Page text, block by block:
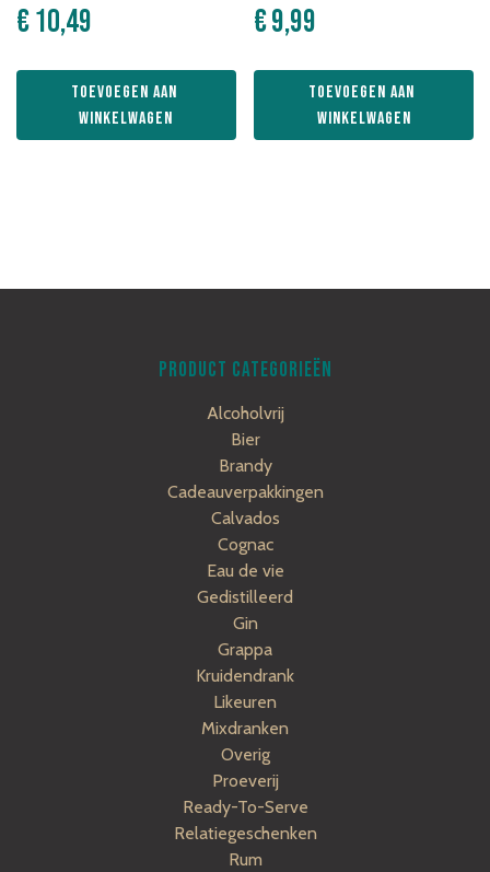
€10,49
Toevoegen aan
winkelwagen
€9,99
Toevoegen aan
winkelwagen
PRODUCT CATEGORIEËN
Alcoholvrij
Bier
Brandy
Cadeauverpakkingen
Calvados
Cognac
Eau de vie
Gedistilleerd
Gin
Grappa
Kruidendrank
Likeuren
Mixdranken
Overig
Proeverij
Ready-To-Serve
Relatiegeschenken
Rum